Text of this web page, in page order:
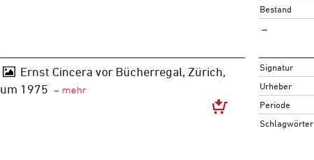
Bestand
→
Ernst Cincera vor Bücherregal, Zürich,
um 1975
Signatur
Urheber
Periode
Schlagwörter